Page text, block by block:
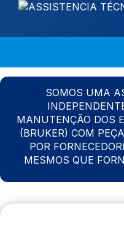
SOMOS UMA
MANUTENÇÃO DOS
(BRUKER) COM
POR
MESMOS QUE